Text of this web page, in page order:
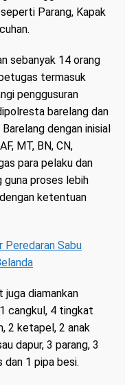
Parang, Kapak
sebanyak 14 orang
termasuk
penggusuran
barelang dan
dengan inisial
MT, BN, CN,
para pelaku dan
guna proses lebih
ketentuan
Peredaran Sabu
juga diamankan
cangkul, 4 tingkat
2 ketapel, 2 anak
dapur, 3 parang, 3
dan 1 pipa besi.